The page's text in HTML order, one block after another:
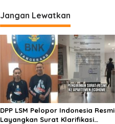
i
g
a
s
i
p
o
s
Jangan Lewatkan
DPP LSM Pelopor Indonesia Resmi
Layangkan Surat Klarifikasi